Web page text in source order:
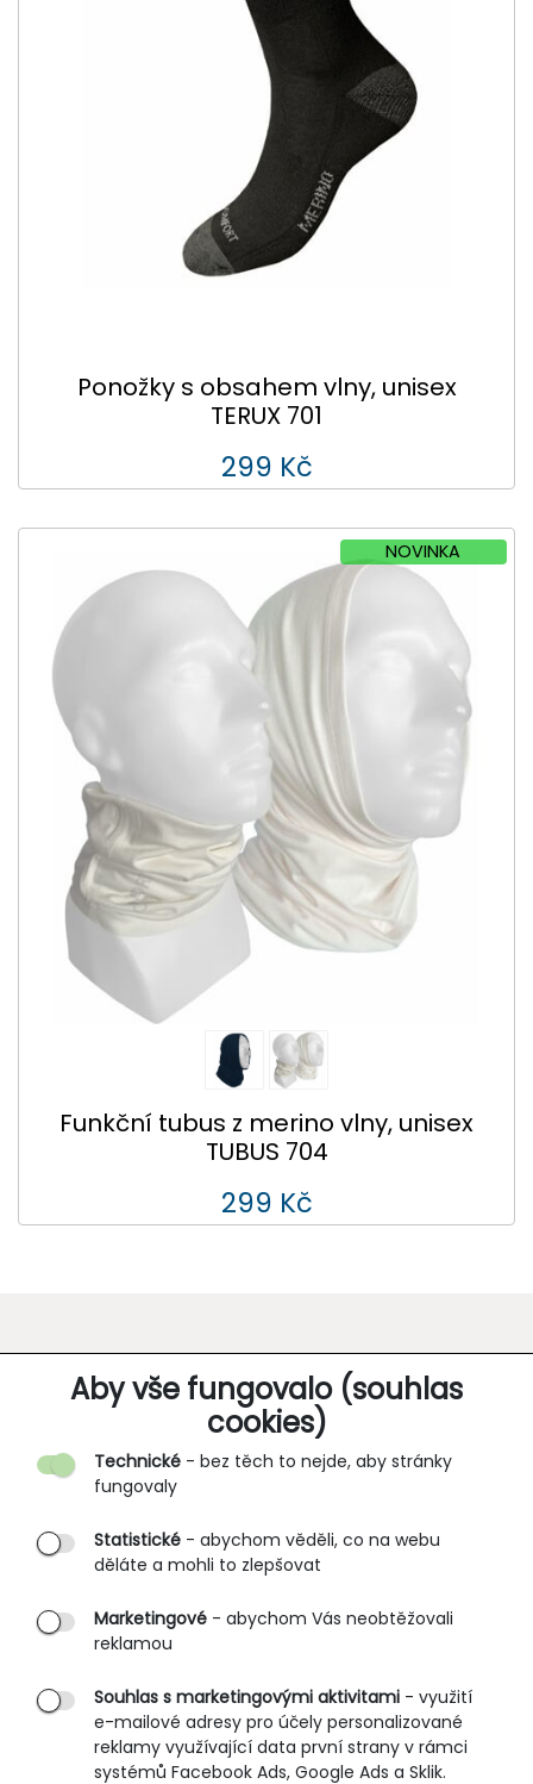
Aby vše fungovalo (souhlas
cookies)
Technické - bez těch to nejde, aby stránky
fungovaly
Statistické - abychom věděli, co na webu
děláte a mohli to zlepšovat
Marketingové - abychom Vás neobtěžovali
reklamou
Souhlas s marketingovými aktivitami - využití
e-mailové adresy pro účely personalizované
reklamy využívající data první strany v rámci
systémů Facebook Ads, Google Ads a Sklik.
Ponožky s obsahem vlny, unisex
TERUX 701
299 Kč
NOVINKA
Funkční tubus z merino vlny, unisex
TUBUS 704
299 Kč
O SPOLEČNOSTI
O nás
Partnerské prodejny
B2B vstup
PRŮVODCE NAKUPOVÁNÍM
Obchodní podmínky
Rozměrové tabulky
Způsoby doručení
Ochrana osobních údajů